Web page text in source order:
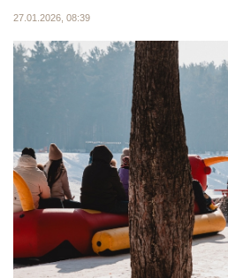
27.01.2026, 08:39